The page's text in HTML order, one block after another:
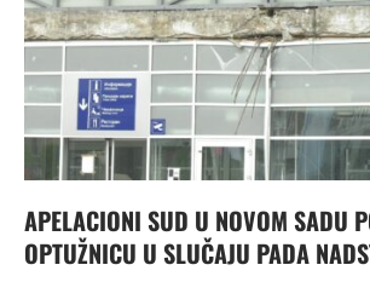
APELACIONI SUD U NOVOM SADU
OPTUŽNICU U SLUČAJU PADA